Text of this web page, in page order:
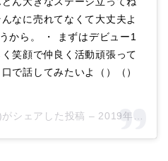
なに売れてなくて大丈夫よ
から。 ・ まずはデビュー1
笑顔で仲良く活動頑張って
で話してみたいよ（）（）
シェアした投稿 – 2019年11月月18日午後11時00分PST